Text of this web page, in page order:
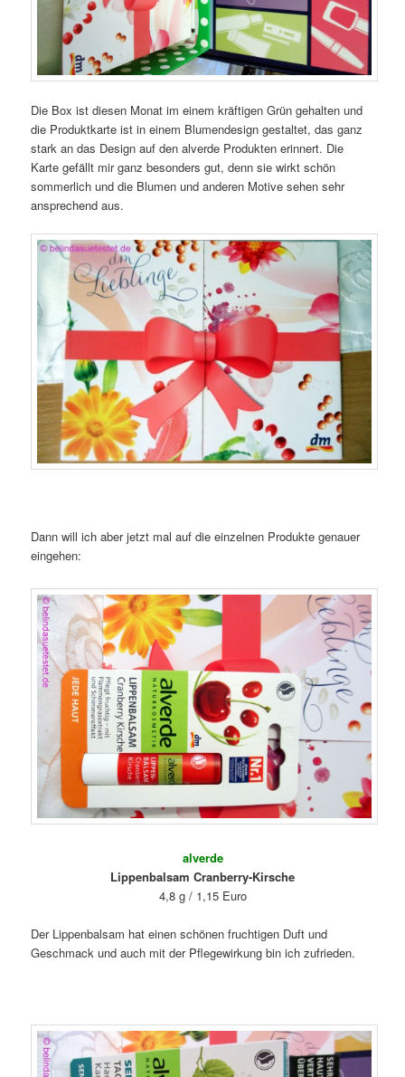
Die Box ist diesen Monat im einem kräftigen Grün gehalten und
die Produktkarte ist in einem Blumendesign gestaltet, das ganz
stark an das Design auf den alverde Produkten erinnert. Die
Karte gefällt mir ganz besonders gut, denn sie wirkt schön
sommerlich und die Blumen und anderen Motive sehen sehr
ansprechend aus.
Dann will ich aber jetzt mal auf die einzelnen Produkte genauer
eingehen:
alverde
Lippenbalsam Cranberry-Kirsche
4,8 g / 1,15 Euro
Der Lippenbalsam hat einen schönen fruchtigen Duft und
Geschmack und auch mit der Pflegewirkung bin ich zufrieden.